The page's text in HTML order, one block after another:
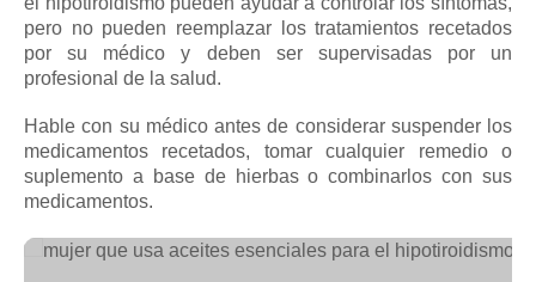
pero no pueden reemplazar lostratamientos recetados
por su médico y deben ser supervisadas por un
profesional de la salud.
Hable con su médico antes de considerar suspender los
medicamentos recetados, tomar cualquier remedio o
suplemento a base de hierbas o combinarlos con sus
medicamentos.